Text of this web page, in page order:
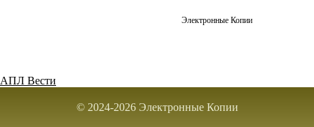
Электронные Копии
АПЛ Вести
© 2024-2026 Электронные Копии